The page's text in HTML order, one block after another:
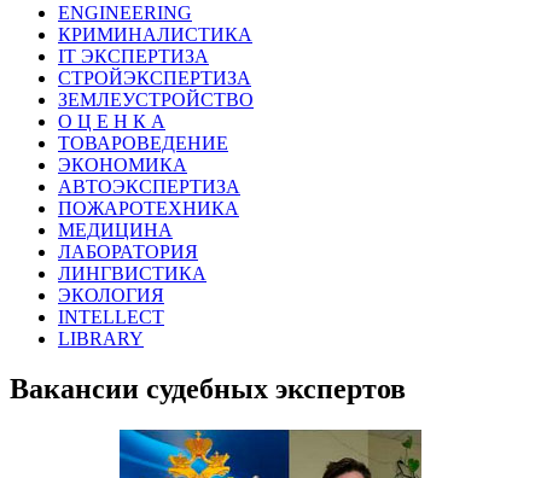
ENGINEERING
КРИМИНАЛИСТИКА
IT ЭКСПЕРТИЗА
СТРОЙЭКСПЕРТИЗА
ЗЕМЛЕУСТРОЙСТВО
О Ц Е Н К А
ТОВАРОВЕДЕНИЕ
ЭКОНОМИКА
АВТОЭКСПЕРТИЗА
ПОЖАРОТЕХНИКА
МЕДИЦИНА
ЛАБОРАТОРИЯ
ЛИНГВИСТИКА
ЭКОЛОГИЯ
INTELLECT
LIBRARY
Вакансии судебных экспертов